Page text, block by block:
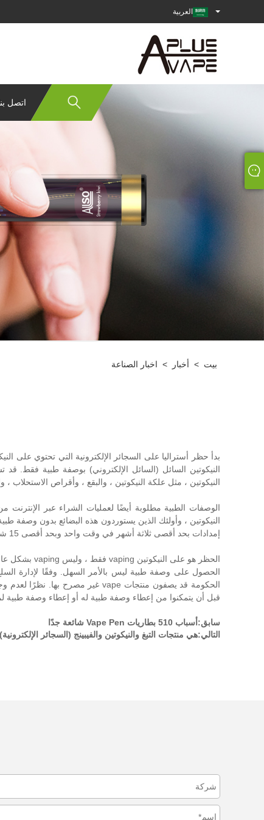
العربية
اتصل
بيت > أخبار > اخبار الصناعة
النيكوتين ، مثل علكة النيكوتين ، والبقع ، وأقراص الاستحلاب
الوصفات الطبية مطلوبة أيضًا لعمليات الشراء عبر الإنترنت
إمدادات بحد أقصى ثلاثة أشهر في وقت واحد وبحد أقصى 15 شهرًا في فترة 12 شهرًا.
الحظر هو على النيكوتين vaping فقط ، وليس vaping بشكل عام. لا يزال الـ Vaping مسموحًا به طالما أنه لا يحتوي على النيكوتين بدون وصفة طبية.
قبل أن يتمكنوا من إعطاء وصفة طبية له أو إعطاء وصفة طبية
سابق: أسباب 510 بطاريات Vape Pen شائعة جدًا
التالي:هي منتجات التبغ والنيكوتين والفيبينج (السجائر